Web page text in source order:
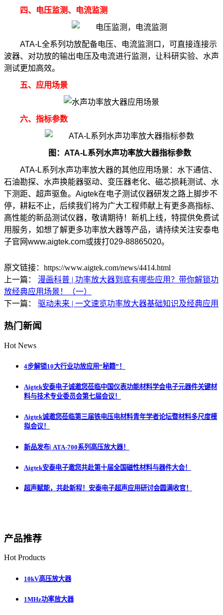
四、电压监测、电流监测
ATA-L全系列功放配备电压、电流监测口，可直接连接示
波器、对功放的输出电压及电流进行监测，让科研实验、水声
测试更加高效。
五、应用场景
六、指标参数
图：ATA-L系列水声功率放大器指标参数
ATA-L系列水声功率放大器的其他应用场景：水下通信、
石油勘探、水声换能器驱动、变压器老化、磁芯损耗测试、水
下测距、超声驱鱼。Aigtek在电子测试仪器研发之路上脚步不
停，耕耘不止，后续我们将为广大工程师献上有更多高指标、
高性能的新品测试仪器，敬请期待！新机上线，特提供免费试
用服务，如想了解更多功率放大器等产品，请持续关注安泰电
子官网www.aigtek.com或拨打029-88865020。
原文链接：https://www.aigtek.com/news/4414.html
上一篇： 漫画科普 | 功率放大器到底有哪些应用？带你解锁功
放经典应用场景！（一）
下一篇： 驱动未来 | 一文速览功率放大器基础知识及经典应用
热门新闻
Hot News
4步解锁10大行业功放应用“秘籍”！
Aigtek安泰电子诚邀您莅临中国仪表功能材料学会电子元器件关键材
料与技术专业委员会第七届会议！
Aigtek诚邀您莅临第三届铁电压电材料青年学者论坛暨材料多尺度模
拟会议！
新品发布| ATA-700系列高压放大器！
Aigtek安泰电子邀您共赴第十届全国磁性材料与器件大会！
超声赋能，共赴新程！安泰电子超声应用研讨会圆满收官！
产品推荐
Hot Products
10kV高压放大器
1MHz功率放大器